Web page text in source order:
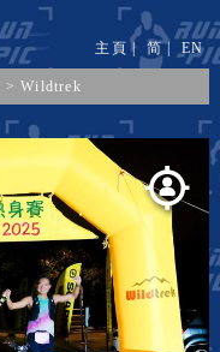
>Wildtrek
主頁 | 简| EN